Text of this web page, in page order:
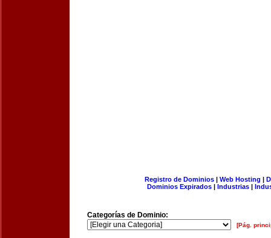
Registro de Dominios| Web Hosting |
Dominios Expirados | Industrias |
Categorías de Dominio:
[Pág.